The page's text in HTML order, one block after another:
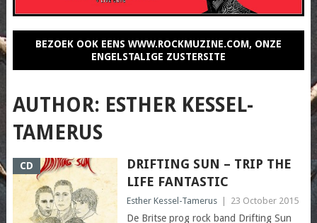
BEZOEK OOK EENS WWW.ROCKMUZINE.COM, ONZE
ENGELSTALIGE ZUSTERSITE
AUTHOR: ESTHER KESSEL-
TAMERUS
CD
DRIFTING SUN – TRIP THE
LIFE FANTASTIC
Esther Kessel-Tamerus 23 October 2015
De Britse prog rock band Drifting Sun